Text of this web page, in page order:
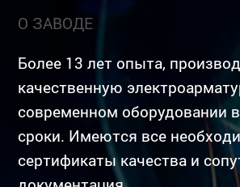
О ЗАВОДЕ
Более 13 лет опыта,
качественную
современном оборудовании
сроки. Имеются все
сертификаты качества и